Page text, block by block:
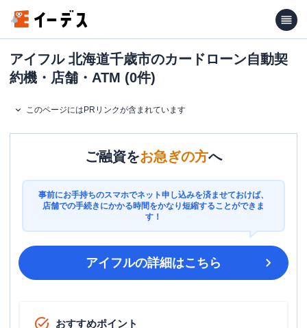
アイフル 北海道千歳市のカードローン自動契
約機・店舗・ATM (0件)
このページにはPRリンクが含まれています
ご融資をお急ぎの方へ
事前にお手持ちのスマホでネット申し込みを済ませておけば、
店舗での手続きにかかる時間をかなり短縮することができま
す！
アイフルの詳細はこちら
おすすめポイント